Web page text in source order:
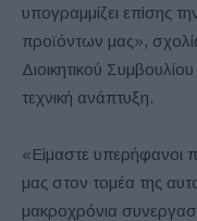
υπογραμμίζει επίσης
προϊόντων μας»,
Διοικητικού
τεχνική ανάπτυξη.
«Είμαστε υπερήφανοι
μας στον τομέα της
μακροχρόνια